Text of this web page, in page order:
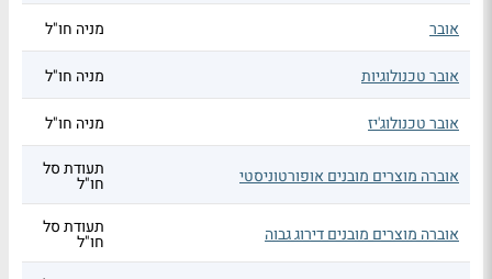
אובר מניה חו"ל
אובר טכנולוגיות מניה חו"ל
אובר טכנולוג'יז מניה חו"ל
אוברה מוצרים מובנים אופורטוניסטי תעודת סל
חו"ל
אוברה מוצרים מובנים דירוג גבוה תעודת סל
חו"ל